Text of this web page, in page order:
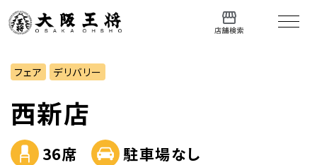
フェア デリバリー
西新店
36席 駐車場なし